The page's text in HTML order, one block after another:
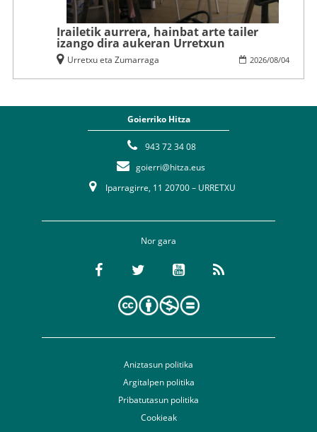
Irailetik aurrera, hainbat arte tailer
izango dira aukeran Urretxun
2026/08/04
Urretxu eta Zumarraga
Goierriko Hitza
943 72 34 08
goierri@hitza.eus
Iparragirre, 11 20700 – URRETXU
Nor gara
Aniztasun politika
Argitalpen politika
Pribatutasun politika
Cookieak